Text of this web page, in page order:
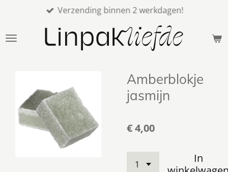
naar
Verzending binnen 2 werkdagen!
Amberblokje
jasmijn
€ 4,00
In